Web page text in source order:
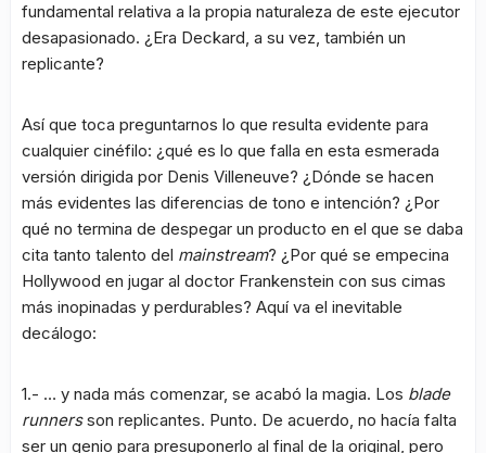
fundamental relativa a la propia naturaleza de este ejecutor
desapasionado. ¿Era Deckard, a su vez, también un
replicante?
Así que toca preguntarnos lo que resulta evidente para
cualquier cinéfilo: ¿qué es lo que falla en esta esmerada
versión dirigida por Denis Villeneuve? ¿Dónde se hacen
más evidentes las diferencias de tono e intención? ¿Por
qué no termina de despegar un producto en el que se daba
cita tanto talento del mainstream? ¿Por qué se empecina
Hollywood en jugar al doctor Frankenstein con sus cimas
más inopinadas y perdurables? Aquí va el inevitable
decálogo:
1.- … y nada más comenzar, se acabó la magia. Los blade
runnersson replicantes. Punto. De acuerdo, no hacía falta
ser un genio para presuponerlo al final de la original, pero